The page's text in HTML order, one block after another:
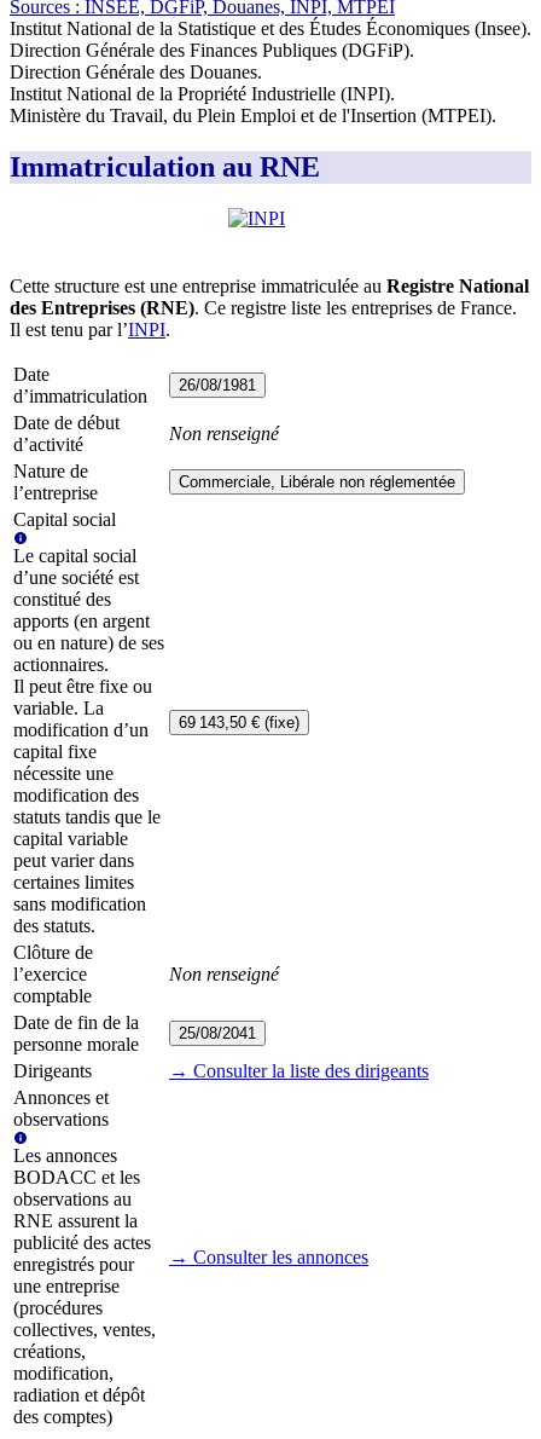
Sources : INSEE, DGFiP, Douanes, INPI, MTPEI
Institut National de la Statistique et des Études Économiques (Insee).
Direction Générale des Finances Publiques (DGFiP).
Direction Générale des Douanes.
Institut National de la Propriété Industrielle (INPI).
Ministère du Travail, du Plein Emploi et de l'Insertion (MTPEI).
Immatriculation au RNE
Cette structure est une entreprise immatriculée au Registre National
des Entreprises (RNE). Ce registre liste les entreprises de France.
Il est tenu par l’INPI.
Date
d’immatriculation
26/08/1981
Date de début
d’activité
Non renseigné
Nature de
l’entreprise
Commerciale, Libérale non réglementée
Capital social
Le capital social
d’une société est
constitué des
apports (en argent
ou en nature) de ses
actionnaires.
Il peut être fixe ou
variable. La
modification d’un
capital fixe
nécessite une
modification des
statuts tandis que le
capital variable
peut varier dans
certaines limites
sans modification
des statuts.
69 143,50 € (fixe)
Clôture de
l’exercice
comptable
Non renseigné
Date de fin de la
personne morale
25/08/2041
Dirigeants
→ Consulter la liste des dirigeants
Annonces et
observations
Les annonces
BODACC et les
observations au
RNE assurent la
publicité des actes
enregistrés pour
une entreprise
(procédures
collectives, ventes,
créations,
modification,
radiation et dépôt
des comptes)
→ Consulter les annonces